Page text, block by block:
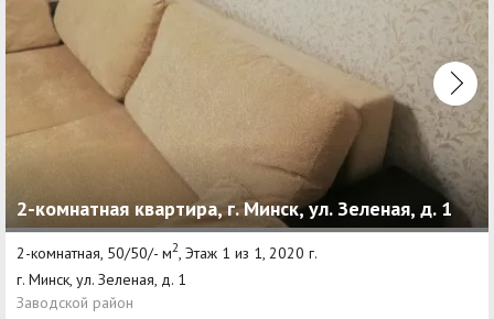
2-комнатная квартира, г. Минск, ул. Зеленая, д. 1
2-комнатная, 50/50/- м2, Этаж 1 из 1, 2020 г.
г. Минск, ул. Зеленая, д. 1
Заводской район